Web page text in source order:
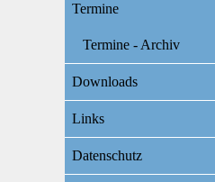
Termine
Termine - Archiv
Downloads
Links
Datenschutz